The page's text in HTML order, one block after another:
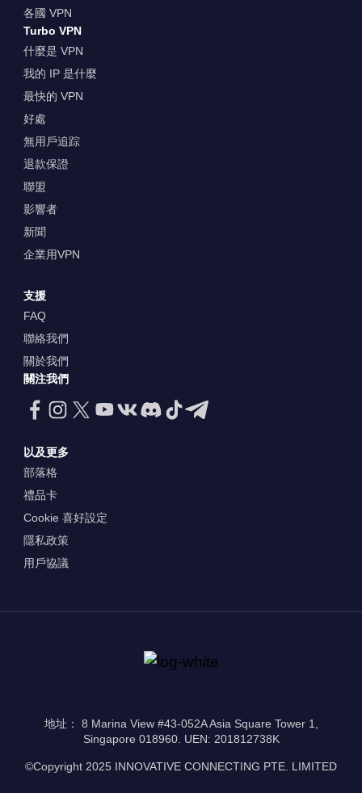
各國 VPN
Turbo VPN
什麼是 VPN
我的 IP 是什麼
最快的 VPN
好處
無用戶追踪
退款保證
聯盟
影響者
新聞
企業用VPN
支援
FAQ
聯絡我們
關於我們
關注我們
以及更多
部落格
禮品卡
Cookie 喜好設定
隱私政策
用戶協議
地址： 8 Marina View #43-052A Asia Square Tower 1,
Singapore 018960. UEN: 201812738K
©Copyright 2025 INNOVATIVE CONNECTING PTE. LIMITED